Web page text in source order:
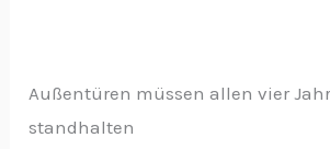
Außentüren müssen allen vier
standhalten